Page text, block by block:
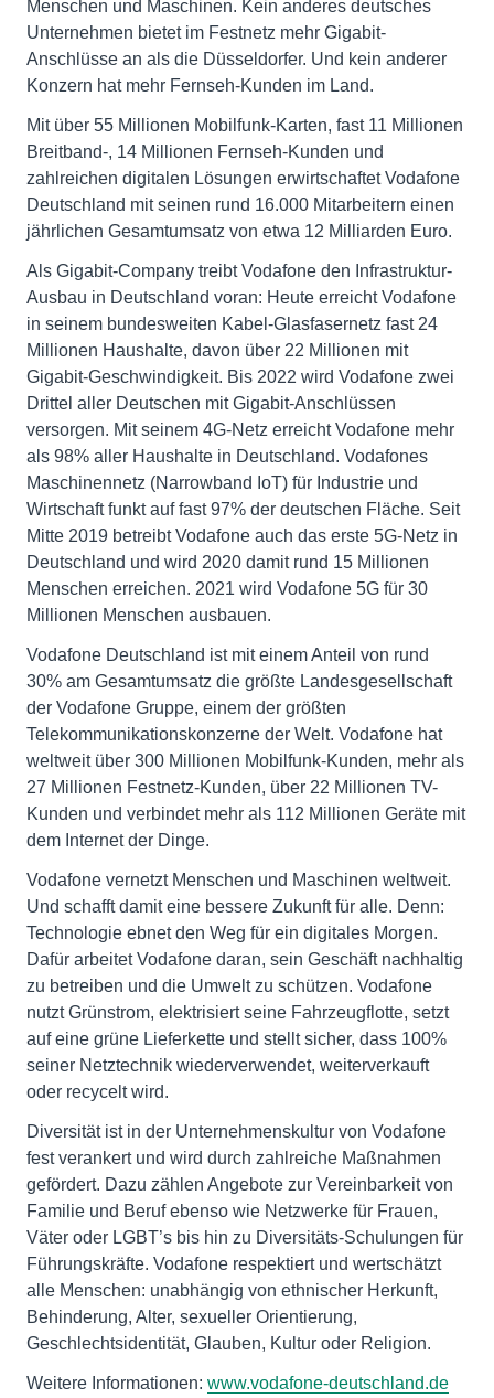
Menschen und Maschinen. Kein anderes deutsches
Unternehmen bietet im Festnetz mehr Gigabit-
Anschlüsse an als die Düsseldorfer. Und kein anderer
Konzern hat mehr Fernseh-Kunden im Land.
Mit über 55 Millionen Mobilfunk-Karten, fast 11 Millionen
Breitband-, 14 Millionen Fernseh-Kunden und
zahlreichen digitalen Lösungen erwirtschaftet Vodafone
Deutschland mit seinen rund 16.000 Mitarbeitern einen
jährlichen Gesamtumsatz von etwa 12 Milliarden Euro.
Als Gigabit-Company treibt Vodafone den Infrastruktur-
Ausbau in Deutschland voran: Heute erreicht Vodafone
in seinem bundesweiten Kabel-Glasfasernetz fast 24
Millionen Haushalte, davon über 22 Millionen mit
Gigabit-Geschwindigkeit. Bis 2022 wird Vodafone zwei
Drittel aller Deutschen mit Gigabit-Anschlüssen
versorgen. Mit seinem 4G-Netz erreicht Vodafone mehr
als 98% aller Haushalte in Deutschland. Vodafones
Maschinennetz (Narrowband IoT) für Industrie und
Wirtschaft funkt auf fast 97% der deutschen Fläche. Seit
Mitte 2019 betreibt Vodafone auch das erste 5G-Netz in
Deutschland und wird 2020 damit rund 15 Millionen
Menschen erreichen. 2021 wird Vodafone 5G für 30
Millionen Menschen ausbauen.
Vodafone Deutschland ist mit einem Anteil von rund
30% am Gesamtumsatz die größte Landesgesellschaft
der Vodafone Gruppe, einem der größten
Telekommunikationskonzerne der Welt. Vodafone hat
weltweit über 300 Millionen Mobilfunk-Kunden, mehr als
27 Millionen Festnetz-Kunden, über 22 Millionen TV-
Kunden und verbindet mehr als 112 Millionen Geräte mit
dem Internet der Dinge.
Vodafone vernetzt Menschen und Maschinen weltweit.
Und schafft damit eine bessere Zukunft für alle. Denn:
Technologie ebnet den Weg für ein digitales Morgen.
Dafür arbeitet Vodafone daran, sein Geschäft nachhaltig
zu betreiben und die Umwelt zu schützen. Vodafone
nutzt Grünstrom, elektrisiert seine Fahrzeugflotte, setzt
auf eine grüne Lieferkette und stellt sicher, dass 100%
seiner Netztechnik wiederverwendet, weiterverkauft
oder recycelt wird.
Diversität ist in der Unternehmenskultur von Vodafone
fest verankert und wird durch zahlreiche Maßnahmen
gefördert. Dazu zählen Angebote zur Vereinbarkeit von
Familie und Beruf ebenso wie Netzwerke für Frauen,
Väter oder LGBT’s bis hin zu Diversitäts-Schulungen für
Führungskräfte. Vodafone respektiert und wertschätzt
alle Menschen: unabhängig von ethnischer Herkunft,
Behinderung, Alter, sexueller Orientierung,
Geschlechtsidentität, Glauben, Kultur oder Religion.
Weitere Informationen: www.vodafone-deutschland.de